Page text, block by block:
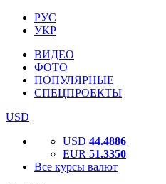
РУС
УКР
ВИДЕО
ФОТО
ПОПУЛЯРНЫЕ
СПЕЦПРОЕКТЫ
USD
USD 44.4886
EUR 51.3350
Все курсы валют